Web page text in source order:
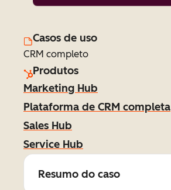
Casos de uso
CRM completo
Produtos
Marketing Hub
Plataforma de CRM completa
Sales Hub
Service Hub
Resumo do caso